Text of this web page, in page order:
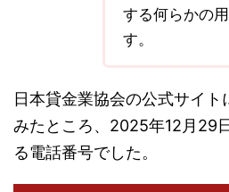
する何らかの
す。
日本貸金業協会の公式サイト
みたところ、2025年12月29
る電話番号でした。